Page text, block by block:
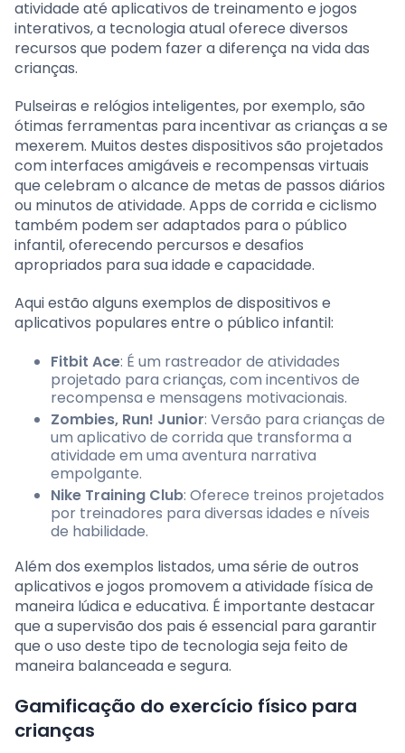
atividade até aplicativos de treinamento e jogos
interativos, a tecnologia atual oferece diversos
recursos que podem fazer a diferença na vida das
crianças.
Pulseiras e relógios inteligentes, por exemplo, são
ótimas ferramentas para incentivar as crianças a se
mexerem. Muitos destes dispositivos são projetados
com interfaces amigáveis e recompensas virtuais
que celebram o alcance de metas de passos diários
ou minutos de atividade. Apps de corrida e ciclismo
também podem ser adaptados para o público
infantil, oferecendo percursos e desafios
apropriados para sua idade e capacidade.
Aqui estão alguns exemplos de dispositivos e
aplicativos populares entre o público infantil:
Fitbit Ace: É um rastreador de atividades
projetado para crianças, com incentivos de
recompensa e mensagens motivacionais.
Zombies, Run! Junior: Versão para crianças de
um aplicativo de corrida que transforma a
atividade em uma aventura narrativa
empolgante.
Nike Training Club: Oferece treinos projetados
por treinadores para diversas idades e níveis
de habilidade.
Além dos exemplos listados, uma série de outros
aplicativos e jogos promovem a atividade física de
maneira lúdica e educativa. É importante destacar
que a supervisão dos pais é essencial para garantir
que o uso deste tipo de tecnologia seja feito de
maneira balanceada e segura.
Gamificação do exercício físico para
crianças